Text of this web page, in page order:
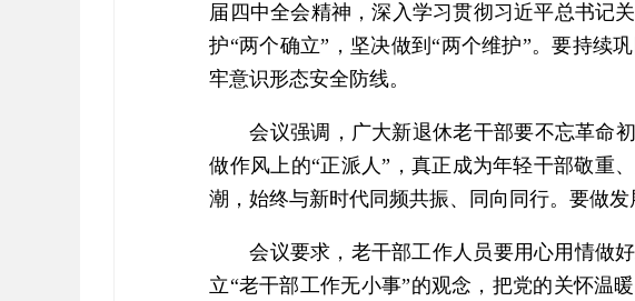
届四中全会精神，深入学习贯彻习近平总书记
护“两个确立”，坚决做到“两个维护”。要持续
牢意识形态安全防线。
会议强调，广大新退休老干部要不忘革命
做作风上的“正派人”，真正成为年轻干部敬重
潮，始终与新时代同频共振、同向同行。要做
会议要求，老干部工作人员要用心用情做
立“老干部工作无小事”的观念，把党的关怀温